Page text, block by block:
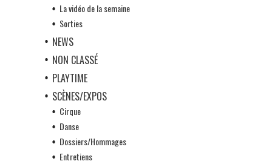
La vidéo de la semaine
Sorties
NEWS
NON CLASSÉ
PLAYTIME
SCÈNES/EXPOS
Cirque
Danse
Dossiers/Hommages
Entretiens